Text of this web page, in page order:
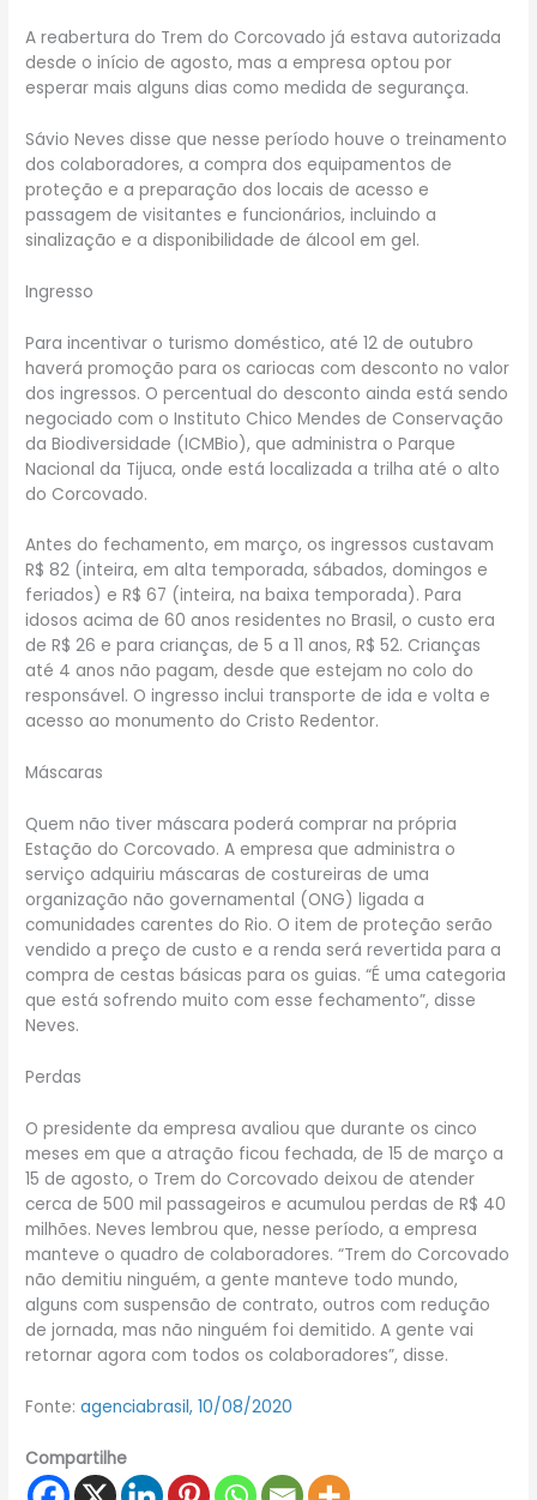
A reabertura do Trem do Corcovado já estava autorizada
desde o início de agosto, mas a empresa optou por
esperar mais alguns dias como medida de segurança.
Sávio Neves disse que nesse período houve o treinamento
dos colaboradores, a compra dos equipamentos de
proteção e a preparação dos locais de acesso e
passagem de visitantes e funcionários, incluindo a
sinalização e a disponibilidade de álcool em gel.
Ingresso
Para incentivar o turismo doméstico, até 12 de outubro
haverá promoção para os cariocas com desconto no valor
dos ingressos. O percentual do desconto ainda está sendo
negociado com o Instituto Chico Mendes de Conservação
da Biodiversidade (ICMBio), que administra o Parque
Nacional da Tijuca, onde está localizada a trilha até o alto
do Corcovado.
Antes do fechamento, em março, os ingressos custavam
R$ 82 (inteira, em alta temporada, sábados, domingos e
feriados) e R$ 67 (inteira, na baixa temporada). Para
idosos acima de 60 anos residentes no Brasil, o custo era
de R$ 26 e para crianças, de 5 a 11 anos, R$ 52. Crianças
até 4 anos não pagam, desde que estejam no colo do
responsável. O ingresso inclui transporte de ida e volta e
acesso ao monumento do Cristo Redentor.
Máscaras
Quem não tiver máscara poderá comprar na própria
Estação do Corcovado. A empresa que administra o
serviço adquiriu máscaras de costureiras de uma
organização não governamental (ONG) ligada a
comunidades carentes do Rio. O item de proteção serão
vendido a preço de custo e a renda será revertida para a
compra de cestas básicas para os guias. “É uma categoria
que está sofrendo muito com esse fechamento”, disse
Neves.
Perdas
O presidente da empresa avaliou que durante os cinco
meses em que a atração ficou fechada, de 15 de março a
15 de agosto, o Trem do Corcovado deixou de atender
cerca de 500 mil passageiros e acumulou perdas de R$ 40
milhões. Neves lembrou que, nesse período, a empresa
manteve o quadro de colaboradores. “Trem do Corcovado
não demitiu ninguém, a gente manteve todo mundo,
alguns com suspensão de contrato, outros com redução
de jornada, mas não ninguém foi demitido. A gente vai
retornar agora com todos os colaboradores”, disse.
Fonte:agenciabrasil, 10/08/2020
Compartilhe